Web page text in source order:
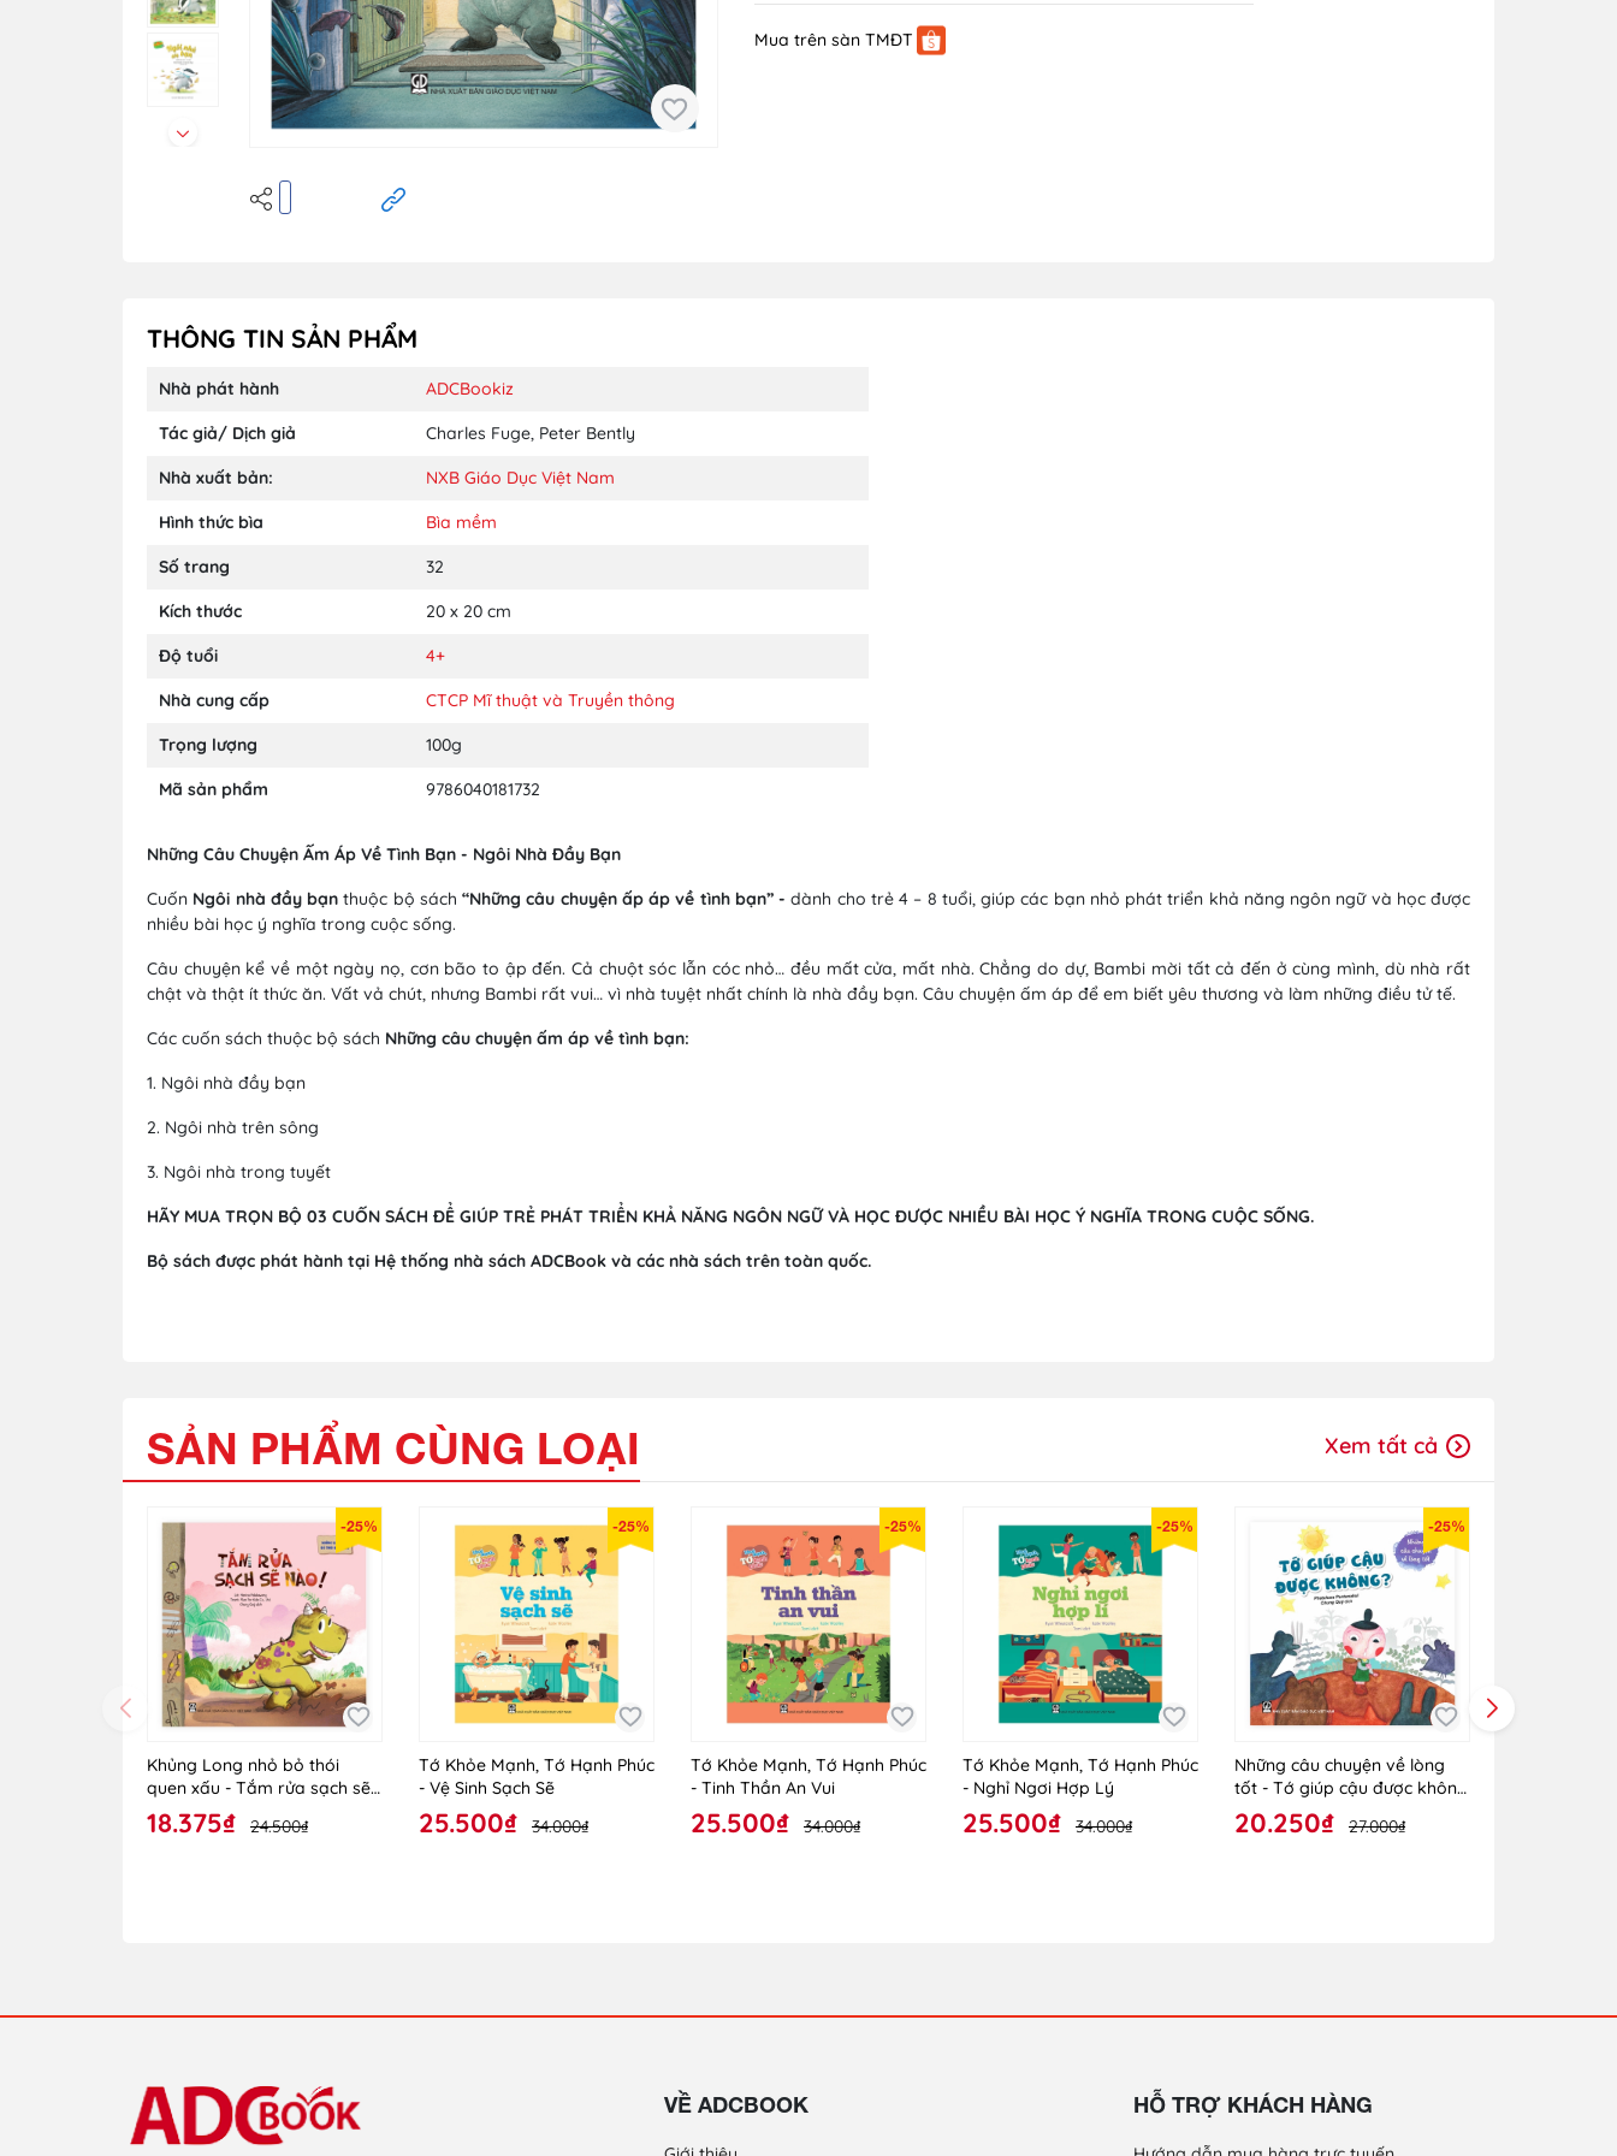
Mua trên sàn TMĐT
THÔNG TIN SẢN PHẨM
Nhà phát hành ADCBookiz
Tác giả/ Dịch giả Charles Fuge, Peter Bently
Nhà xuất bản: NXB Giáo Dục Việt Nam
Hình thức bìa Bìa mềm
Số trang 32
Kích thước 20 x 20 cm
Độ tuổi 4+
Nhà cung cấp CTCP Mĩ thuật và Truyền thông
Trọng lượng 100g
Mã sản phẩm 9786040181732
Những Câu Chuyện Ấm Áp Về Tình Bạn - Ngôi Nhà Đầy Bạn
Cuốn Ngôi nhà đầy bạn thuộc bộ sách “Những câu chuyện ấp áp về tình bạn” - dành cho trẻ 4 – 8 tuổi, giúp các bạn nhỏ phát triển khả năng ngôn ngữ và học được
nhiều bài học ý nghĩa trong cuộc sống.
Câu chuyện kể về một ngày nọ, cơn bão to ập đến. Cả chuột sóc lẫn cóc nhỏ… đều mất cửa, mất nhà. Chẳng do dự, Bambi mời tất cả đến ở cùng mình, dù nhà rất
chật và thật ít thức ăn. Vất vả chút, nhưng Bambi rất vui… vì nhà tuyệt nhất chính là nhà đầy bạn. Câu chuyện ấm áp để em biết yêu thương và làm những điều tử tế.
Các cuốn sách thuộc bộ sách Những câu chuyện ấm áp về tình bạn:
1. Ngôi nhà đầy bạn
2. Ngôi nhà trên sông
3. Ngôi nhà trong tuyết
HÃY MUA TRỌN BỘ 03 CUỐN SÁCH ĐỂ GIÚP TRẺ PHÁT TRIỂN KHẢ NĂNG NGÔN NGỮ VÀ HỌC ĐƯỢC NHIỀU BÀI HỌC Ý NGHĨA TRONG CUỘC SỐNG.
Bộ sách được phát hành tại Hệ thống nhà sách ADCBook và các nhà sách trên toàn quốc.
SẢN PHẨM CÙNG LOẠI Xem tất cả
-25%
Khủng Long nhỏ bỏ thói
quen xấu - Tắm rửa sạch sẽ
nào!
18.375₫ 24.500₫
-25%
Tớ Khỏe Mạnh, Tớ Hạnh Phúc
- Vệ Sinh Sạch Sẽ
25.500₫ 34.000₫
-25%
Tớ Khỏe Mạnh, Tớ Hạnh Phúc
- Tinh Thần An Vui
25.500₫ 34.000₫
-25%
Tớ Khỏe Mạnh, Tớ Hạnh Phúc
- Nghỉ Ngơi Hợp Lý
25.500₫ 34.000₫
-25%
Những câu chuyện về lòng
tốt - Tớ giúp cậu được không
(ADC)
20.250₫ 27.000₫
VỀ ADCBOOK HỖ TRỢ KHÁCH HÀNG